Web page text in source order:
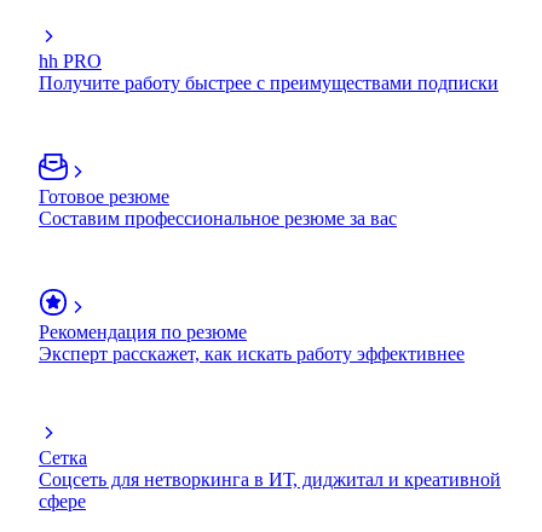
hh PRO
Получите работу быстрее с преимуществами подписки
Готовое резюме
Составим профессиональное резюме за вас
Рекомендация по резюме
Эксперт расскажет, как искать работу эффективнее
Сетка
Соцсеть для нетворкинга в ИТ, диджитал и креативной
сфере